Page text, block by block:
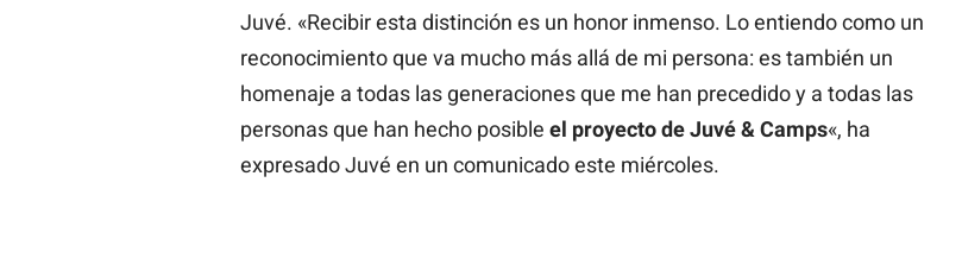
Juvé. «Recibir esta distinción es un honor inmenso. Lo entiendo como un
reconocimiento que va mucho más allá de mi persona: es también un
homenaje a todas las generaciones que me han precedido y a todas las
personas que han hecho posible el proyecto de Juvé & Camps«, ha
expresado Juvé en un comunicado este miércoles.